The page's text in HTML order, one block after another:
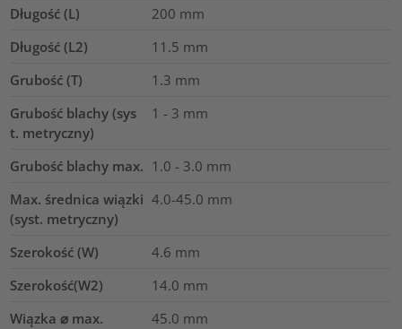
Długość (L) 200 mm
Długość (L2)
11.5 mm
Grubość (T)
1.3 mm
Grubość blachy (sys
t. metryczny)
1 - 3 mm
Grubość blachy max. 1.0 - 3.0 mm
Max. średnica wiązki
(syst. metryczny)
4.0-45.0 mm
Szerokość (W) 4.6 mm
Szerokość(W2)
14.0 mm
Wiązka ⌀ max.
45.0 mm